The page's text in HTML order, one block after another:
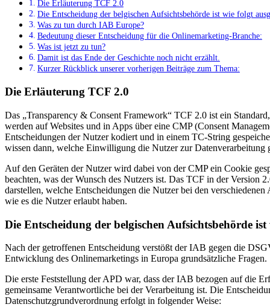
Die Erläuterung TCF 2.0
Die Entscheidung der belgischen Aufsichtsbehörde ist wie folgt
Was zu tun durch IAB Europe?
Bedeutung dieser Entscheidung für die Onlinemarketing-Branche:
Was ist jetzt zu tun?
Damit ist das Ende der Geschichte noch nicht erzählt.
Kurzer Rückblick unserer vorherigen Beiträge zum Thema:
Die Erläuterung TCF 2.0
Das „Transparency & Consent Framework“ TCF 2.0 ist ein
werden auf Websites und in Apps über eine CMP (Consent
Entscheidungen der Nutzer kodiert und in einem TC-String
wissen dann, welche Einwilligung die Nutzer zur Datenverarbeitung
Auf den Geräten der Nutzer wird dabei von der CMP ein Cookie
beachten, was der Wunsch des Nutzers ist. Das TCF in der Version
darstellen, welche Entscheidungen die Nutzer bei den
wie es die Nutzer erlaubt haben.
Die Entscheidung der belgischen Aufsichtsbehörde
Nach der getroffenen Entscheidung verstößt der IAB gegen die
Entwicklung des Onlinemarketings in Europa grundsätzliche Fragen.
Die erste Feststellung der APD war, dass der IAB bezogen auf die
gemeinsame Verantwortliche bei der Verarbeitung ist. Die
Datenschutzgrundverordnung erfolgt in folgender Weise: